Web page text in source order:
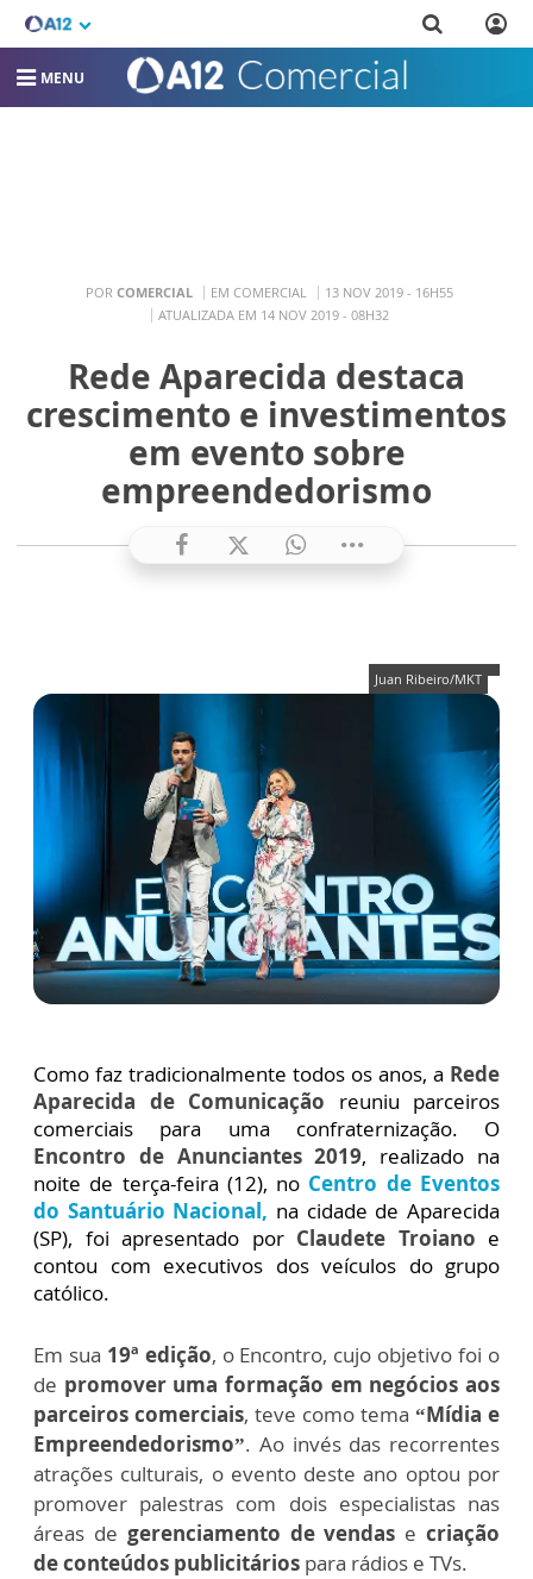
MENU
POR COMERCIAL EM COMERCIAL
13 NOV 2019 - 16H55
ATUALIZADA EM 14 NOV 2019 - 08H32
Rede Aparecida destaca
crescimento e investimentos
em evento sobre
empreendedorismo
Juan Ribeiro/MKT
Como faz tradicionalmente todos os anos, a Rede
Aparecida de Comunicação reuniu parceiros
comerciais para uma confraternização. O
Encontro de Anunciantes 2019, realizado na
noite de terça-feira (12), no Centro de Eventos
do Santuário Nacional, na cidade de Aparecida
(SP), foi apresentado por Claudete Troiano e
contou com executivos dos veículos do grupo
católico.
Em sua 19ª edição, o Encontro, cujo objetivo foi o
de promover uma formação em negócios aos
parceiros comerciais, teve como tema “Mídia e
Empreendedorismo”. Ao invés das recorrentes
atrações culturais, o evento deste ano optou por
promover palestras com dois especialistas nas
áreas de gerenciamento de vendas ecriação
de conteúdos publicitários para rádios e TVs.